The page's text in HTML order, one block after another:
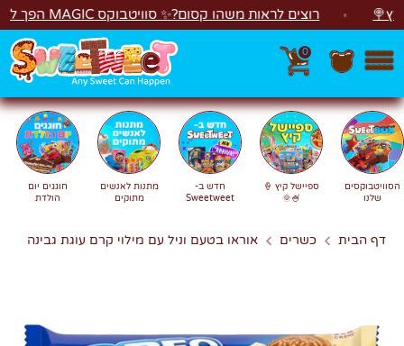
דלג רוצים לראות משהו קסום?✨ סוויטבוקס MAGIC הפך ל"מכונת משחקים"! 🎁🕹️
0
חפשחיפוש
הסוויטבוקסים
שלנו
ספיישל קיץ 🍦
🍧🌞
חדש ב-
Sweetweet
מתנות לאנשים
מתוקים
חוגגים יום
הולדת
דף הבית כשרים אוראו בטעם וניל עם מילוי קרם עוגת גבינה